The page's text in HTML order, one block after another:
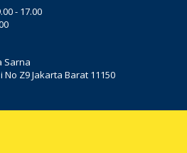
- 17.00
Sarna
No Z9 Jakarta Barat 11150